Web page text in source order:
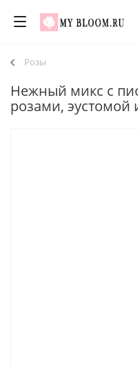
Розы
Нежный микс с
розами, эустомой